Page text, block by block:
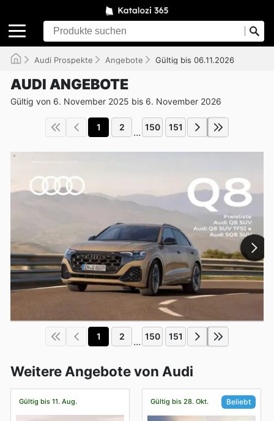
Audi Prospekte Angebote Gültig bis 06.11.2026
AUDI ANGEBOTE
Gültig von 6. November 2025 bis 6. November 2026
1 2 ... 150 151
1 2 ... 150 151
Weitere Angebote von Audi
Gültig bis 11. Aug. Gültig bis 28. Okt. Beliebt